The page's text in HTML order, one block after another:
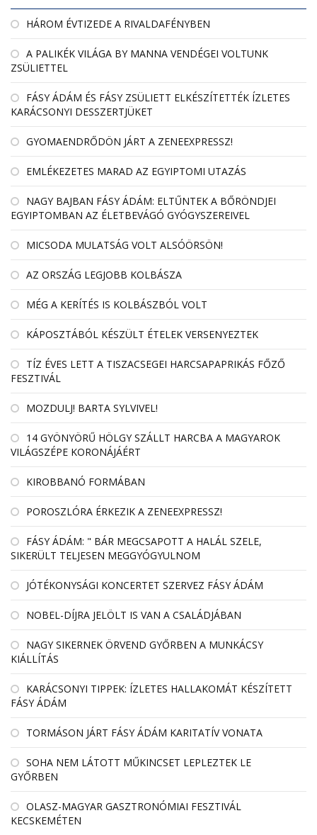
HÁROM ÉVTIZEDE A RIVALDAFÉNYBEN
A PALIKÉK VILÁGA BY MANNA VENDÉGEI VOLTUNK
ZSÜLIETTEL
FÁSY ÁDÁM ÉS FÁSY ZSÜLIETT ELKÉSZÍTETTÉK ÍZLETES
KARÁCSONYI DESSZERTJÜKET
GYOMAENDRŐDÖN JÁRT A ZENEEXPRESSZ!
EMLÉKEZETES MARAD AZ EGYIPTOMI UTAZÁS
NAGY BAJBAN FÁSY ÁDÁM: ELTŰNTEK A BŐRÖNDJEI
EGYIPTOMBAN AZ ÉLETBEVÁGÓ GYÓGYSZEREIVEL
MICSODA MULATSÁG VOLT ALSÓÖRSÖN!
AZ ORSZÁG LEGJOBB KOLBÁSZA
MÉG A KERÍTÉS IS KOLBÁSZBÓL VOLT
KÁPOSZTÁBÓL KÉSZÜLT ÉTELEK VERSENYEZTEK
TÍZ ÉVES LETT A TISZACSEGEI HARCSAPAPRIKÁS FŐZŐ
FESZTIVÁL
MOZDULJ! BARTA SYLVIVEL!
14 GYÖNYÖRŰ HÖLGY SZÁLLT HARCBA A MAGYAROK
VILÁGSZÉPE KORONÁJÁÉRT
KIROBBANÓ FORMÁBAN
POROSZLÓRA ÉRKEZIK A ZENEEXPRESSZ!
FÁSY ÁDÁM: " BÁR MEGCSAPOTT A HALÁL SZELE,
SIKERÜLT TELJESEN MEGGYÓGYULNOM
JÓTÉKONYSÁGI KONCERTET SZERVEZ FÁSY ÁDÁM
NOBEL-DÍJRA JELÖLT IS VAN A CSALÁDJÁBAN
NAGY SIKERNEK ÖRVEND GYŐRBEN A MUNKÁCSY
KIÁLLÍTÁS
KARÁCSONYI TIPPEK: ÍZLETES HALLAKOMÁT KÉSZÍTETT
FÁSY ÁDÁM
TORMÁSON JÁRT FÁSY ÁDÁM KARITATÍV VONATA
SOHA NEM LÁTOTT MŰKINCSET LEPLEZTEK LE
GYŐRBEN
OLASZ-MAGYAR GASZTRONÓMIAI FESZTIVÁL
KECSKEMÉTEN